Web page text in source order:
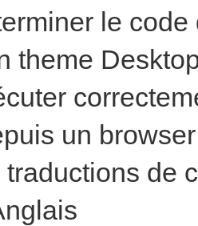
le
theme
un
de